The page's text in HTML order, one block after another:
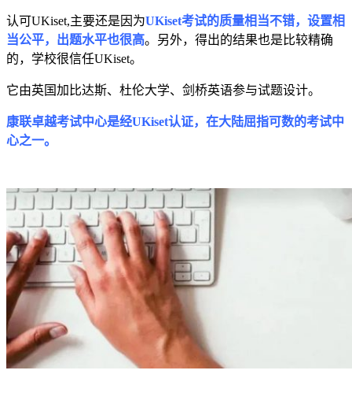
认可UKiset,主要还是因为UKiset考试的质量相当不错，设置相
当公平，出题水平也很高。另外，得出的结果也是比较精确
的，学校很信任UKiset。
它由英国加比达斯、杜伦大学、剑桥英语参与试题设计。
康联卓越考试中心是经UKiset认证， 在大陆屈指可数的考试中
心之一。